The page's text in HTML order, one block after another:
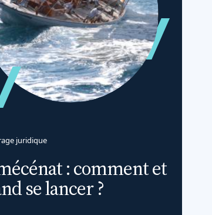
juridique
: comment et
se lancer ?